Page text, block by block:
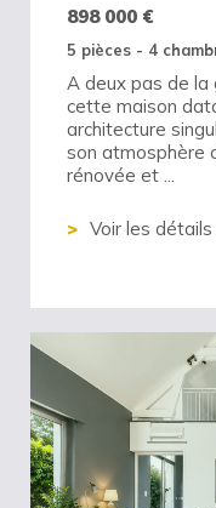
898 000 €
5 pièces - 4
A deux pas de
cette maison
architecture
son atmosphère
rénovée et ...
Voir les détails